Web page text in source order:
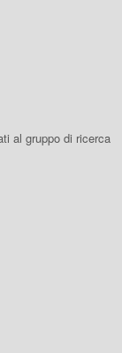
al gruppo di ricerca